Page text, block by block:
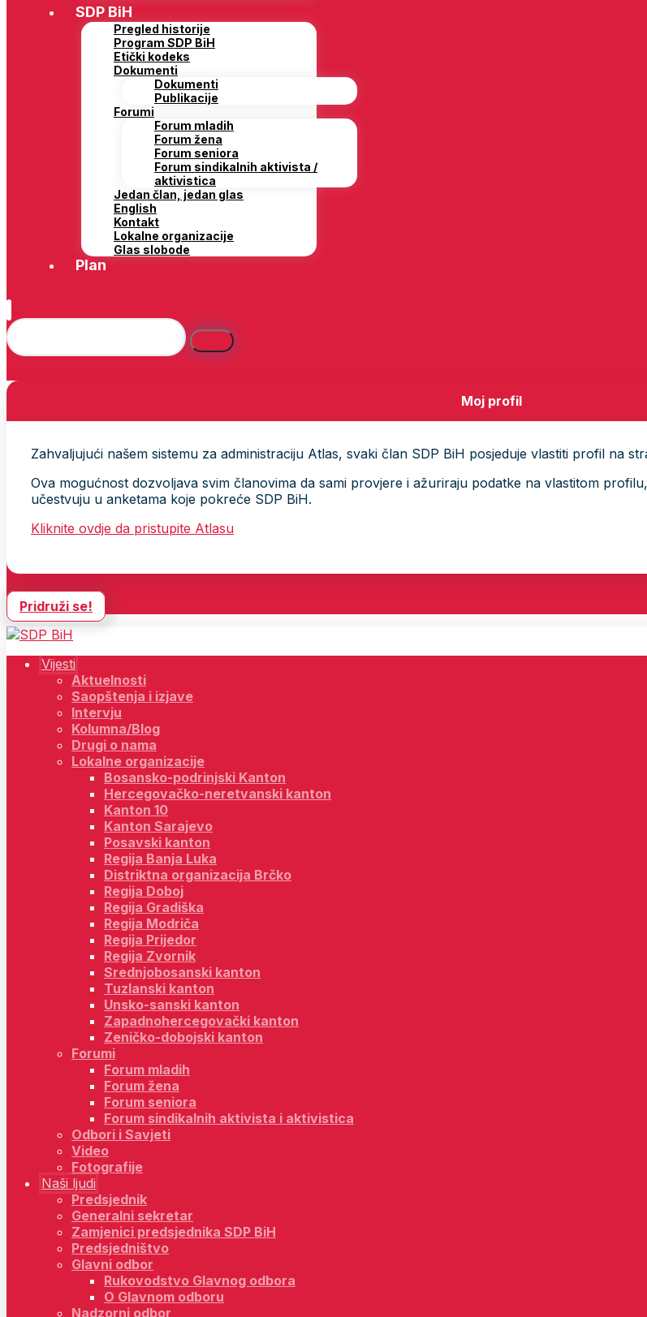
SDP BiH
Pregled historije
Program SDP BiH
Etički kodeks
Dokumenti
Dokumenti
Publikacije
Forumi
Forum mladih
Forum žena
Forum seniora
Forum sindikalnih aktivista /
aktivistica
Jedan član, jedan glas
English
Kontakt
Lokalne organizacije
Glas slobode
Plan
Moj profil
Zahvaljujući našem sistemu za administraciju Atlas, svaki član SDP BiH posjeduje vlastiti profil na
Ova mogućnost dozvoljava svim članovima da sami provjere i ažuriraju podatke na vlastitom
učestvuju u anketama koje pokreće SDP BiH.
Kliknite ovdje da pristupite Atlasu
Pridruži se!
Vijesti
Aktuelnosti
Saopštenja i izjave
Intervju
Kolumna/Blog
Drugi o nama
Lokalne organizacije
Bosansko-podrinjski Kanton
Hercegovačko-neretvanski kanton
Kanton 10
Kanton Sarajevo
Posavski kanton
Regija Banja Luka
Distriktna organizacija Brčko
Regija Doboj
Regija Gradiška
Regija Modriča
Regija Prijedor
Regija Zvornik
Srednjobosanski kanton
Tuzlanski kanton
Unsko-sanski kanton
Zapadnohercegovački kanton
Zeničko-dobojski kanton
Forumi
Forum mladih
Forum žena
Forum seniora
Forum sindikalnih aktivista i aktivistica
Odbori i Savjeti
Video
Fotografije
Naši ljudi
Predsjednik
Generalni sekretar
Zamjenici predsjednika SDP BiH
Predsjedništvo
Glavni odbor
Rukovodstvo Glavnog odbora
O Glavnom odboru
Nadzorni odbor